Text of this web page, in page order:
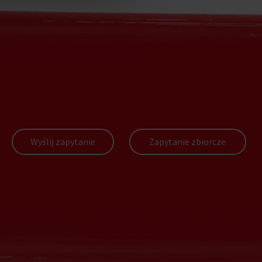
Wyślij zapytanie Zapytanie zbiorcze